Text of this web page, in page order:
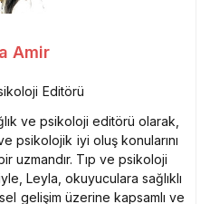
Amir
Editörü
ve psikoloji editörü olarak,
psikolojik iyi oluş konularını
uzmandır. Tıp ve psikoloji
Leyla, okuyuculara sağlıklı
gelişim üzerine kapsamlı ve